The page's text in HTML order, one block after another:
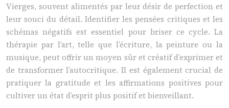
Vierges, souvent alimentés par leur désir de perfection et
leur souci du détail. Identifier les pensées critiques et les
schémas négatifs est essentiel pour briser ce cycle. La
thérapie par l’art, telle que l’écriture, la peinture ou la
musique, peut offrir un moyen sûr et créatif d’exprimer et
de transformer l’autocritique. Il est également crucial de
pratiquer la gratitude et les affirmations positives pour
cultiver un état d’esprit plus positif et bienveillant.